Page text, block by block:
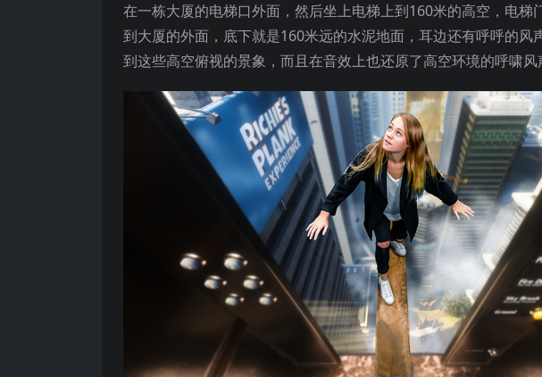
在一栋大厦的电梯口外面，然后坐上电梯上到160米的高空，电
到大厦的外面，底下就是160米远的水泥地面，耳边还有呼呼的
到这些高空俯视的景象，而且在音效上也还原了高空环境的呼啸风